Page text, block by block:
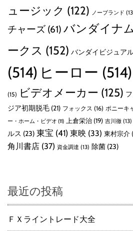
ュージック (122) ノーブランド
チャーズ (61) バンダイナ
ークス (152) バンダイビジュア
(514) ヒーロー (514)
(15) ビデオメーカー (125)
ジア初期脱毛 (21) フォックス (16) ポニーキ
ー・ホーム・ビデオ (11) 上倉栄治 (19) 吉川徹 (13)
ルス (23) 東宝 (41) 東映 (33) 東村宗介
角川書店 (37) 資金調達 (13) 除菌 (23)
最近の投稿
ＦＸライントレード大全